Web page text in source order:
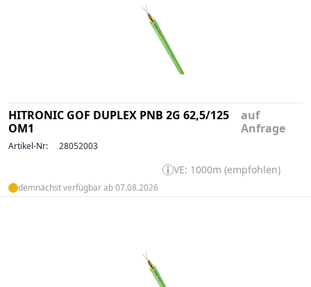
HITRONIC GOF DUPLEX PNB 2G 62,5/125
OM1
auf
Anfrage
Artikel-Nr: 28052003
VE: 1000m (empfohlen)
demnächst verfügbar ab 07.08.2026